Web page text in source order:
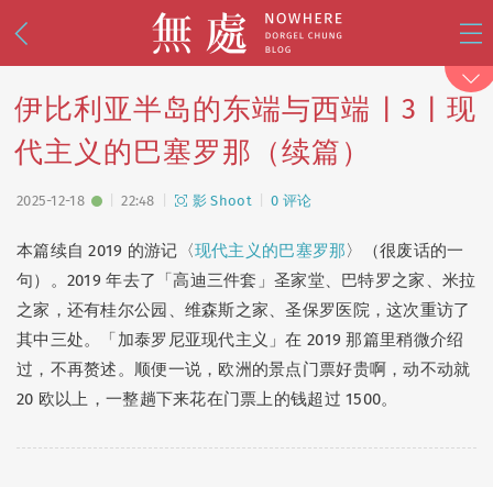
伊比利亚半岛的东端与西端 | 3 | 现
代主义的巴塞罗那（续篇）
2025-12-18 22:48 影 Shoot 0 评论
本篇续自 2019 的游记〈现代主义的巴塞罗那〉（很废话的一
句）。2019 年去了「高迪三件套」圣家堂、巴特罗之家、米拉
之家，还有桂尔公园、维森斯之家、圣保罗医院，这次重访了
其中三处。「加泰罗尼亚现代主义」在 2019 那篇里稍微介绍
过，不再赘述。顺便一说，欧洲的景点门票好贵啊，动不动就
20 欧以上，一整趟下来花在门票上的钱超过 1500。
乱 Mess (74) 事 Live (112)
(81) 思 Think (18)
设 Design (38)